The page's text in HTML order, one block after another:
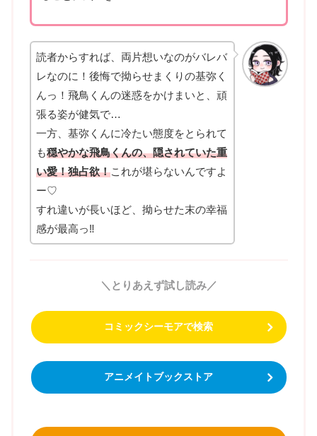
読者からすれば、両片想いなのがバレバ
レなのに！後悔で拗らせまくりの基弥く
んっ！飛鳥くんの迷惑をかけまいと、頑
張る姿が健気で…
一方、基弥くんに冷たい態度をとられて
も穏やかな飛鳥くんの、隠されていた重
い愛！独占欲！これが堪らないんですよ
ー♡
すれ違いが長いほど、拗らせた末の幸福
感が最高っ‼
＼とりあえず試し読み／
コミックシーモアで検索
アニメイトブックストア